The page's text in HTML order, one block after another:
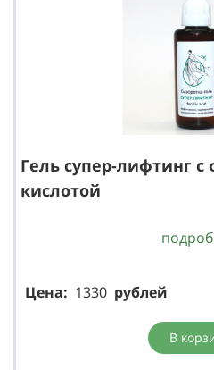
Гель супер-лифтинг с
кислотой
Цена: 1330 рублей
В